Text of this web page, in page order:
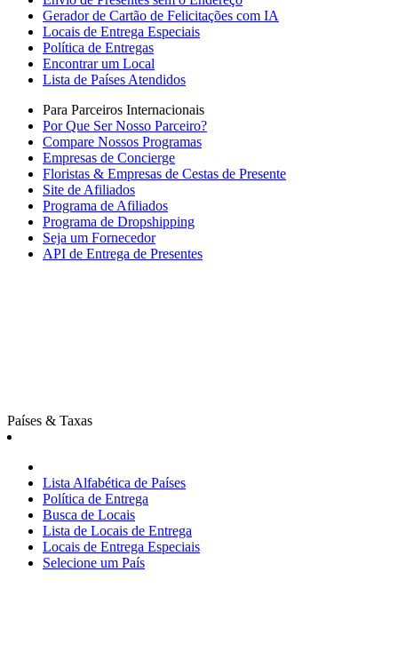
Gerador de Cartão de Felicitações com IA
Locais de Entrega Especiais
Política de Entregas
Encontrar um Local
Lista de Países Atendidos
Para Parceiros Internacionais
Por Que Ser Nosso Parceiro?
Compare Nossos Programas
Empresas de Concierge
Floristas & Empresas de Cestas de Presente
Site de Afiliados
Programa de Afiliados
Programa de Dropshipping
Seja um Fornecedor
API de Entrega de Presentes
Países & Taxas
Lista Alfabética de Países
Política de Entrega
Busca de Locais
Lista de Locais de Entrega
Locais de Entrega Especiais
Selecione um País